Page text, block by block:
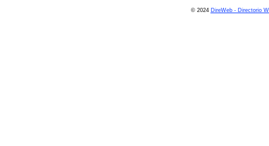
© 2024 DireWeb - Directorio